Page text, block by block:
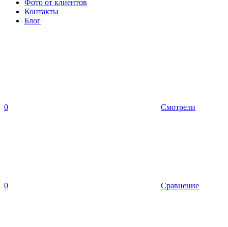
Фото от клиентов
Контакты
Блог
0 Смотрели
0 Сравнение